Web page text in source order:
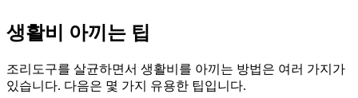
생활비 아끼는 팁
조리도구를 살균하면서 생활비를 아끼는 방법은 여러 가지가
있습니다. 다음은 몇 가지 유용한 팁입니다.